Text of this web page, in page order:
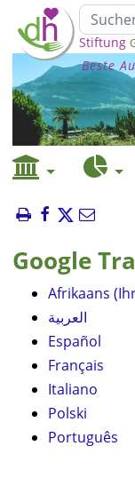
Stiftung
Beste
Google
Afrikaans
العربية
Español
Français
Italiano
Polski
Português